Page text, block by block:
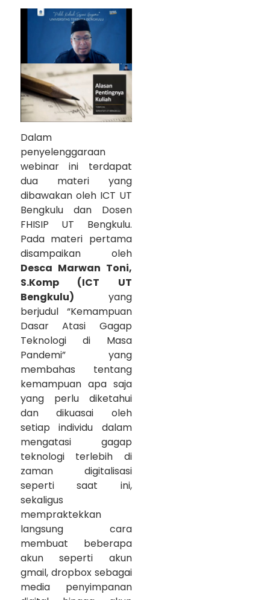
Dalam
penyelenggaraan
webinar ini terdapat
dua materi yang
dibawakan oleh ICT UT
Bengkulu dan Dosen
FHISIP UT Bengkulu.
Pada materi pertama
disampaikan oleh
Desca Marwan Toni,
S.Komp (ICT UT
Bengkulu) yang
berjudul “Kemampuan
Dasar Atasi Gagap
Teknologi di Masa
Pandemi” yang
membahas tentang
kemampuan apa saja
yang perlu diketahui
dan dikuasai oleh
setiap individu dalam
mengatasi gagap
teknologi terlebih di
zaman digitalisasi
seperti saat ini,
sekaligus
mempraktekkan
langsung cara
membuat beberapa
akun seperti akun
gmail, dropbox sebagai
media penyimpanan